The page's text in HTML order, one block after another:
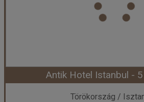
Antik Hotel Istanbul -
Törökország /